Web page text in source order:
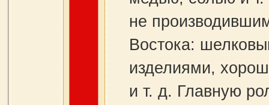
не
Востока:
изделиями,
и т. д. Главную